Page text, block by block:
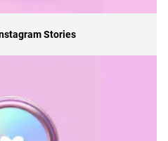
Stories